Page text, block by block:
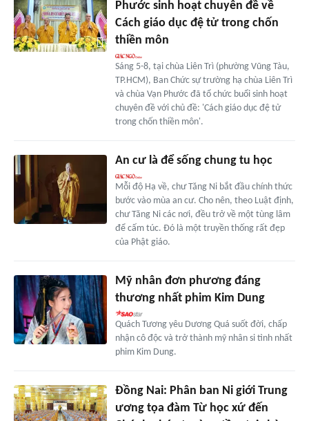
Phước sinh hoạt chuyên đề về
Cách giáo dục đệ tử trong chốn
thiền môn
Sáng 5-8, tại chùa Liên Trì (phường Vũng Tàu,
TP.HCM), Ban Chức sự trường hạ chùa Liên Trì
và chùa Vạn Phước đã tổ chức buổi sinh hoạt
chuyên đề với chủ đề: 'Cách giáo dục đệ tử
trong chốn thiền môn'.
An cư là để sống chung tu học
Mỗi độ Hạ về, chư Tăng Ni bắt đầu chính thức
bước vào mùa an cư. Cho nên, theo Luật định,
chư Tăng Ni các nơi, đều trở về một tùng lâm
để cấm túc. Đó là một truyền thống rất đẹp
của Phật giáo.
Mỹ nhân đơn phương đáng
thương nhất phim Kim Dung
Quách Tương yêu Dương Quá suốt đời, chấp
nhận cô độc và trở thành mỹ nhân si tình nhất
phim Kim Dung.
Đồng Nai: Phân ban Ni giới Trung
ương tọa đàm Từ học xứ đến